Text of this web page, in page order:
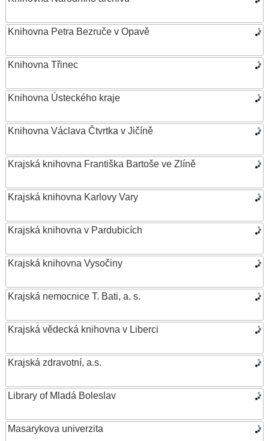
Knihovna Petra Bezruče v Opavě
Knihovna Třinec
Knihovna Ústeckého kraje
Knihovna Václava Čtvrtka v Jičíně
Krajská knihovna Františka Bartoše ve Zlíně
Krajská knihovna Karlovy Vary
Krajská knihovna v Pardubicích
Krajská knihovna Vysočiny
Krajská nemocnice T. Bati, a. s.
Krajská vědecká knihovna v Liberci
Krajská zdravotní, a.s.
Library of Mladá Boleslav
Masarykova univerzita